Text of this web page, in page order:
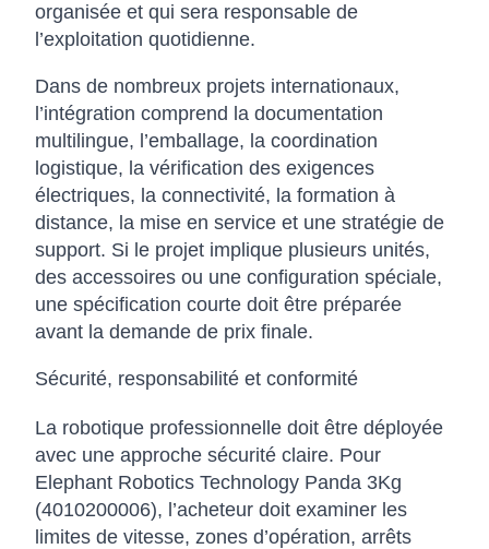
organisée et qui sera responsable de
l’exploitation quotidienne.
Dans de nombreux projets internationaux,
l’intégration comprend la documentation
multilingue, l’emballage, la coordination
logistique, la vérification des exigences
électriques, la connectivité, la formation à
distance, la mise en service et une stratégie de
support. Si le projet implique plusieurs unités,
des accessoires ou une configuration spéciale,
une spécification courte doit être préparée
avant la demande de prix finale.
Sécurité, responsabilité et conformité
La robotique professionnelle doit être déployée
avec une approche sécurité claire. Pour
Elephant Robotics Technology Panda 3Kg
(4010200006), l’acheteur doit examiner les
limites de vitesse, zones d’opération, arrêts